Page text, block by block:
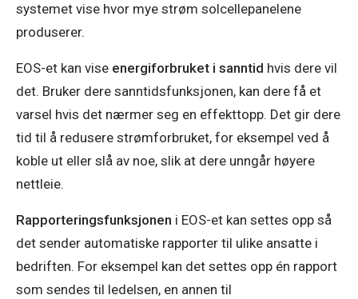
systemet vise hvor mye strøm solcellepanelene
produserer.
EOS-et kan vise energiforbruket i sanntid hvis dere vil
det. Bruker dere sanntidsfunksjonen, kan dere få et
varsel hvis det nærmer seg en effekttopp. Det gir dere
tid til å redusere strømforbruket, for eksempel ved å
koble ut eller slå av noe, slik at dere unngår høyere
nettleie.
Rapporteringsfunksjonen i EOS-et kan settes opp så
det sender automatiske rapporter til ulike ansatte i
bedriften. For eksempel kan det settes opp én rapport
som sendes til ledelsen, en annen til